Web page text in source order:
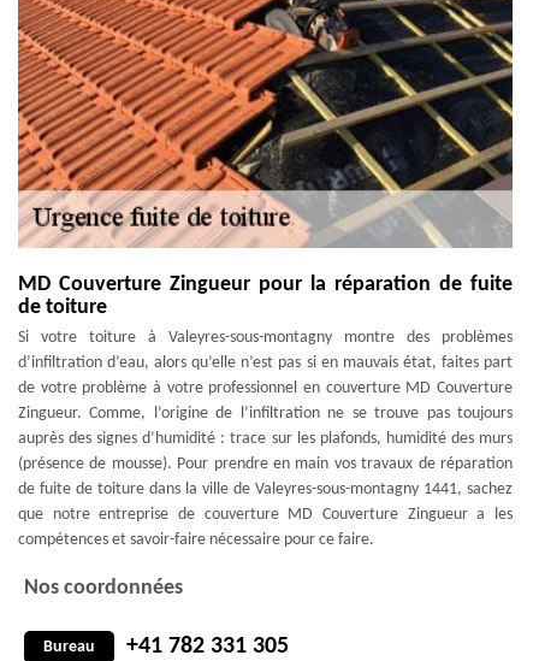
MD Couverture Zingueur pour la réparation de fuite
de toiture
Si votre toiture à Valeyres-sous-montagny montre des problèmes
d’infiltration d’eau, alors qu’elle n’est pas si en mauvais état, faites part
de votre problème à votre professionnel en couverture MD Couverture
Zingueur. Comme, l’origine de l’infiltration ne se trouve pas toujours
auprès des signes d’humidité : trace sur les plafonds, humidité des murs
(présence de mousse). Pour prendre en main vos travaux de réparation
de fuite de toiture dans la ville de Valeyres-sous-montagny 1441, sachez
que notre entreprise de couverture MD Couverture Zingueur a les
compétences et savoir-faire nécessaire pour ce faire.
Nos coordonnées
Bureau +41 782 331 305